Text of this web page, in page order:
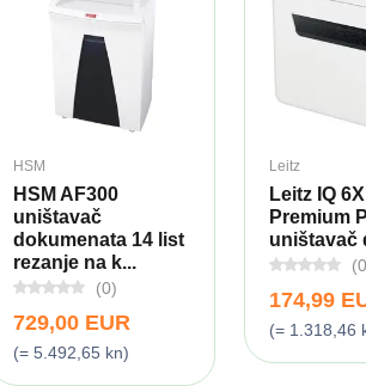
HSM
HSM AF300
uništavač
dokumenata 14 list
rezanje na k...
(0)
729,00 EUR
(= 5.492,65 kn)
Leitz
Leitz IQ
Premium
uništavač
174,99
(= 1.318,46